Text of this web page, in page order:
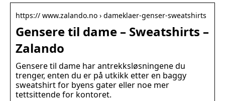
https:// www.zalando.no › dameklaer-genser-sweatshirts
Gensere til dame – Sweatshirts –
Zalando
Gensere til dame har antrekksløsningene du
trenger, enten du er på utkikk etter en baggy
sweatshirt for byens gater eller noe mer
tettsittende for kontoret.